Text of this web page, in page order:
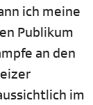
ich meine
Publikum
an den
im